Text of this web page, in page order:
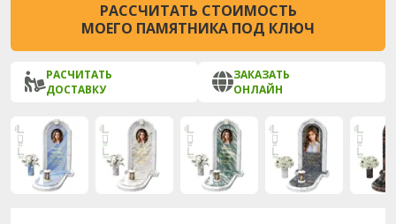
РАССЧИТАТЬ СТОИМОСТЬ
МОЕГО ПАМЯТНИКА ПОД КЛЮЧ
РАСЧИТАТЬ
ДОСТАВКУ
ЗАКАЗАТЬ
ОНЛАЙН